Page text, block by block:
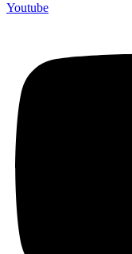
Youtube